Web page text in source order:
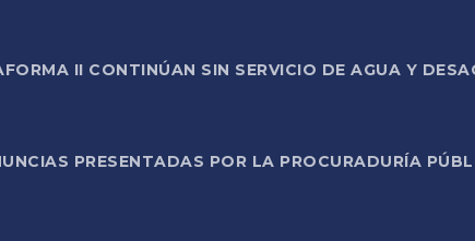
II CONTINÚAN SIN SERVICIO DE AGUA Y
PRESENTADAS POR LA PROCURADURÍA